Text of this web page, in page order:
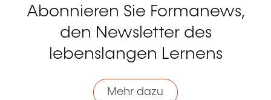
Abonnieren Sie Formanews,
den Newsletter des
lebenslangen Lernens
Mehr dazu